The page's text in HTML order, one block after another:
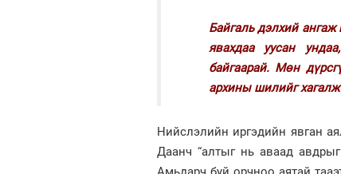
Байгаль дэлхий ангаж
явахдаа уусан
байгаарай. Мөн
архины шилийг хагалж
Нийслэлийн иргэдийн явган
Даанч “алтыг нь аваад